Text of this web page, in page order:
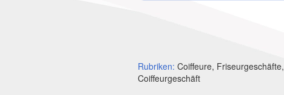
Rubriken: Coiffeure, Friseurgeschäfte,
Coiffeurgeschäft